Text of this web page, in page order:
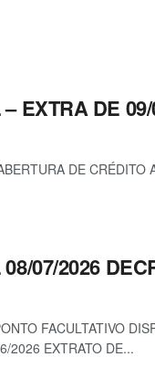
EXTRA DE
DE CRÉDITO
07/2026
FACULTATIVO
2026 EXTRATO DE...